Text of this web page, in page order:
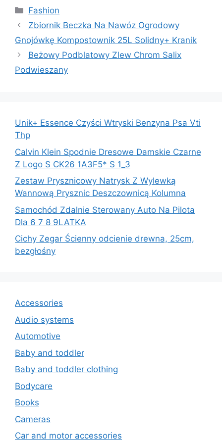
Kategorie
Fashion
Zbiornik Beczka Na Nawóz Ogrodowy
Gnojówkę Kompostownik 25L Solidny+ Kranik
Beżowy Podblatowy Zlew Chrom Salix
Podwieszany
Unik+ Essence Czyści Wtryski Benzyna Psa Vti
Thp
Calvin Klein Spodnie Dresowe Damskie Czarne
Z Logo S CK26 1A3F5* S 1_3
Zestaw Prysznicowy Natrysk Z Wylewką
Wannową Prysznic Deszczownicą Kolumna
Samochód Zdalnie Sterowany Auto Na Pilota
Dla 6 7 8 9LATKA
Cichy Zegar Ścienny odcienie drewna, 25cm,
bezgłośny
Accessories
Audio systems
Automotive
Baby and toddler
Baby and toddler clothing
Bodycare
Books
Cameras
Car and motor accessories